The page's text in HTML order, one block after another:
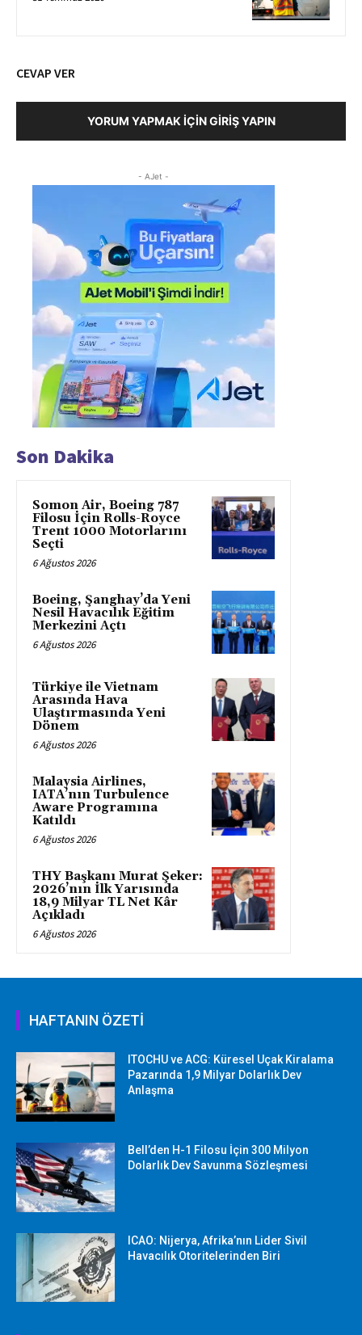
CEVAP VER
YORUM YAPMAK İÇIN GIRIŞ YAPIN
- AJet -
Son Dakika
Somon Air, Boeing 787
Filosu İçin Rolls-Royce
Trent 1000 Motorlarını
Seçti
6 Ağustos 2026
Boeing, Şanghay’da Yeni
Nesil Havacılık Eğitim
Merkezini Açtı
6 Ağustos 2026
Türkiye ile Vietnam
Arasında Hava
Ulaştırmasında Yeni
Dönem
6 Ağustos 2026
Malaysia Airlines,
IATA’nın Turbulence
Aware Programına
Katıldı
6 Ağustos 2026
THY Başkanı Murat Şeker:
2026’nın İlk Yarısında
18,9 Milyar TL Net Kâr
Açıkladı
6 Ağustos 2026
HAFTANIN ÖZETİ
ITOCHU ve ACG: Küresel Uçak Kiralama
Pazarında 1,9 Milyar Dolarlık Dev
Anlaşma
Bell’den H-1 Filosu İçin 300 Milyon
Dolarlık Dev Savunma Sözleşmesi
ICAO: Nijerya, Afrika’nın Lider Sivil
Havacılık Otoritelerinden Biri